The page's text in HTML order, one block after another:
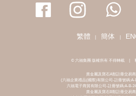
繁體 簡体
© 六福集團 版權所有 不得轉載 |
貴金屬及寶石A類註冊交易商
(六福企業禮品(國際)有限公司-註冊號碼:A-
六福電子商貿有限公司-註冊號碼:A-B-
貴金屬及寶石B類註冊交易商